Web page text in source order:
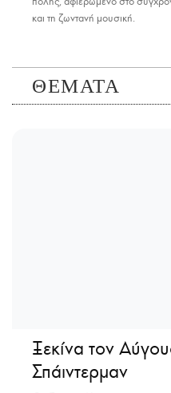
και τη ζωντανή μουσική.
ΘΕΜΑΤΑ
Ξεκίνα τον
Σπάιντερμαν